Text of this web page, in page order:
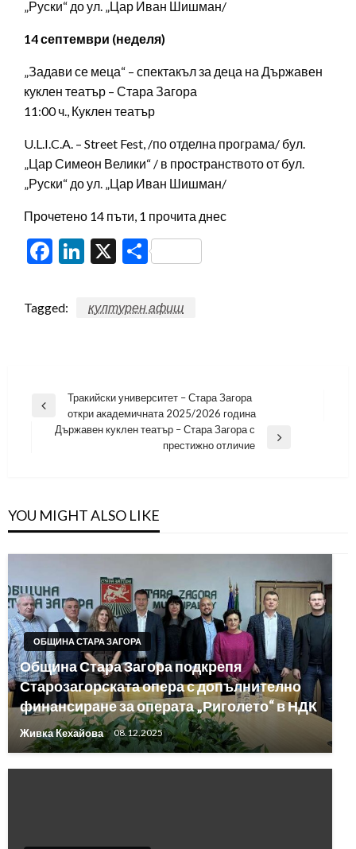
„Руски“ до ул. „Цар Иван Шишман/
14 септември (неделя)
„Задави се меца“ – спектакъл за деца на Държавен
куклен театър – Стара Загора
11:00 ч., Куклен театър
U.L.I.C.A. – Street Fest, /по отделна програма/ бул.
„Цар Симеон Велики“ / в пространството от бул.
„Руски“ до ул. „Цар Иван Шишман/
Прочетено 14 пъти, 1 прочита днес
Facebook
LinkedIn
X Share
Tagged: културен афиш
Навигация
Previous
Тракийски университет – Стара Загора
откри академичната 2025/2026 година
Държавен куклен театър – Стара Загора с
престижно отличие
YOU MIGHT ALSO LIKE
ОБЩИНА СТАРА ЗАГОРА
Община Стара Загора подкрепя
Старозагорската опера с допълнително
финансиране за операта „Риголето“ в НДК
Живка Кехайова 08.12.2025